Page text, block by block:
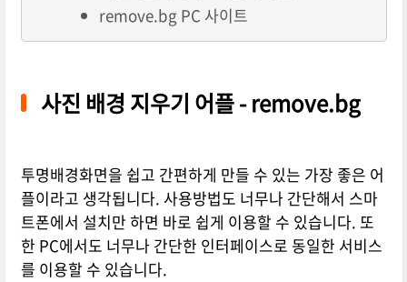
remove.bg PC 사이트
사진 배경 지우기 어플 - remove.bg
투명배경화면을 쉽고 간편하게 만들 수 있는 가장 좋은 어
플이라고 생각됩니다. 사용방법도 너무나 간단해서 스마
트폰에서 설치만 하면 바로 쉽게 이용할 수 있습니다. 또
한 PC에서도 너무나 간단한 인터페이스로 동일한 서비스
를 이용할 수 있습니다.